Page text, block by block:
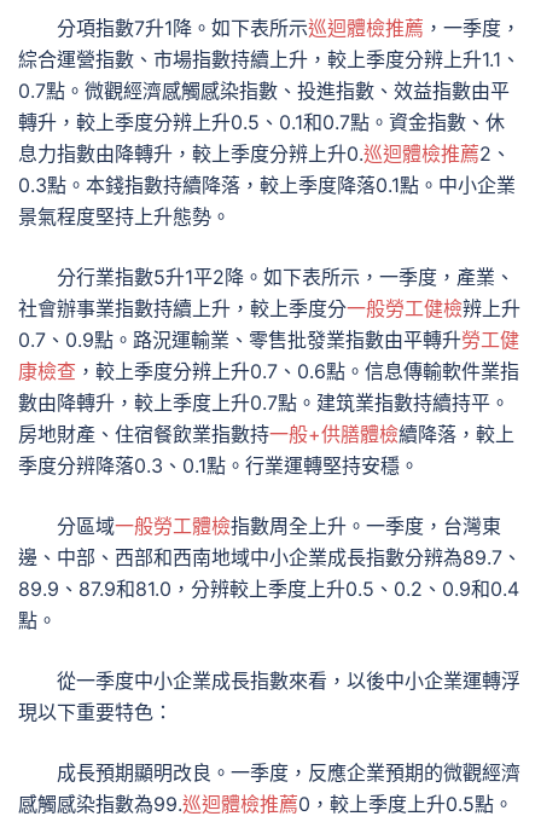
分項指數7升1降。如下表所示巡迴體檢推薦 ，一季度，
綜合運營指數、市場指數持續上升，較上季度分辨上升1.1、
0.7點。微觀經濟感觸感染指數、投進指數、效益指數由平
轉升，較上季度分辨上升0.5、0.1和0.7點。資金指數、休
息力指數由降轉升，較上季度分辨上升0.巡迴體檢推薦2、
0.3點。本錢指數持續降落，較上季度降落0.1點。中小企業
景氣程度堅持上升態勢。
分行業指數5升1平2降。如下表所示，一季度，產業、
社會辦事業指數持續上升，較上季度分一般勞工健檢辨上升
0.7、0.9點。路況運輸業、零售批發業指數由平轉升勞工健
康檢查 ，較上季度分辨上升0.7、0.6點。信息傳輸軟件業指
數由降轉升，較上季度上升0.7點。建筑業指數持續持平。
房地財產、住宿餐飲業指數持一般+供膳體檢續降落，較上
季度分辨降落0.3、0.1點。行業運轉堅持安穩。
分區域一般勞工體檢指數周全上升。一季度，台灣東
邊、中部、西部和西南地域中小企業成長指數分辨為89.7、
89.9、87.9和81.0，分辨較上季度上升0.5、0.2、0.9和0.4
點。
從一季度中小企業成長指數來看，以後中小企業運轉浮
現以下重要特色：
成長預期顯明改良。一季度，反應企業預期的微觀經濟
感觸感染指數為99.巡迴體檢推薦0，較上季度上升0.5點。